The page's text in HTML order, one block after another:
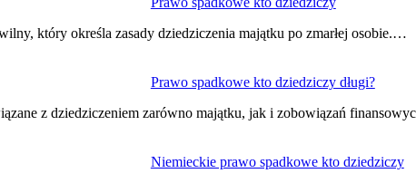
który określa zasady dziedziczenia majątku po zmarłej osobie.…
Prawo spadkowe kto dziedziczy długi?
z dziedziczeniem zarówno majątku, jak i zobowiązań
Niemieckie prawo spadkowe kto dziedziczy